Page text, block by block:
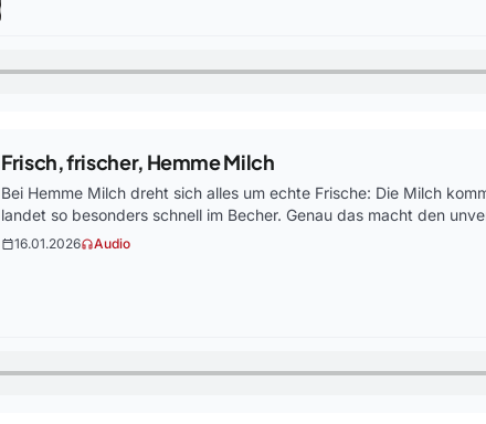
Frisch, frischer, Hemme Milch
Bei Hemme Milch dreht sich alles um echte Frische: Die Milch
landet so besonders schnell im Becher. Genau das macht den
calendar_today16.01.2026headphonesAudio